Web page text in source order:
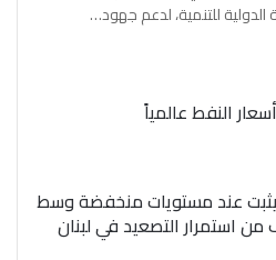
للتنمية، لدعم جهود…
النفط عالمياً
عند مستويات منخفضة وسط
استمرار التصعيد في لبنان